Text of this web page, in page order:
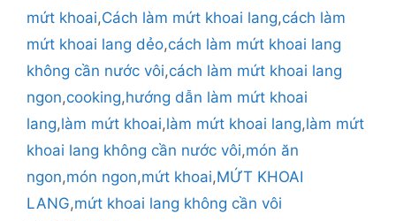
mứt khoai,Cách làm mứt khoai lang,cách làm
mứt khoai lang dẻo,cách làm mứt khoai lang
không cần nước vôi,cách làm mứt khoai lang
ngon,cooking,hướng dẫn làm mứt khoai
lang,làm mứt khoai,làm mứt khoai lang,làm mứt
khoai lang không cần nước vôi,món ăn
ngon,món ngon,mứt khoai,MỨT KHOAI
LANG,mứt khoai lang không cần vôi